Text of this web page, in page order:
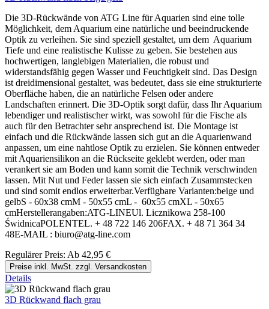
Die 3D-Rückwände von ATG Line für Aquarien sind eine tolle
Möglichkeit, dem Aquarium eine natürliche und beeindruckende
Optik zu verleihen. Sie sind speziell gestaltet, um dem Aquarium
Tiefe und eine realistische Kulisse zu geben. Sie bestehen aus
hochwertigen, langlebigen Materialien, die robust und
widerstandsfähig gegen Wasser und Feuchtigkeit sind. Das Design
ist dreidimensional gestaltet, was bedeutet, dass sie eine strukturierte
Oberfläche haben, die an natürliche Felsen oder andere
Landschaften erinnert. Die 3D-Optik sorgt dafür, dass Ihr Aquarium
lebendiger und realistischer wirkt, was sowohl für die Fische als
auch für den Betrachter sehr ansprechend ist. Die Montage ist
einfach und die Rückwände lassen sich gut an die Aquarienwand
anpassen, um eine nahtlose Optik zu erzielen. Sie können entweder
mit Aquariensilikon an die Rückseite geklebt werden, oder man
verankert sie am Boden und kann somit die Technik verschwinden
lassen. Mit Nut und Feder lassen sie sich einfach Zusammstecken
und sind somit endlos erweiterbar.Verfügbare Varianten:beige und
gelbS - 60x38 cmM - 50x55 cmL - 60x55 cmXL - 50x65
cmHerstellerangaben:ATG-LINEUl. Licznikowa 258-100
ŚwidnicaPOLENTEL. + 48 722 146 206FAX. + 48 71 364 34
48E-MAIL : biuro@atg-line.com
Regulärer Preis: Ab 42,95 €
Preise inkl. MwSt. zzgl. Versandkosten
Details
3D Rückwand flach grau